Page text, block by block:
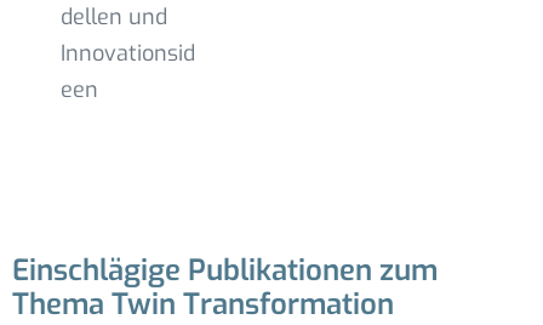
dellen und
Innovationsid
een
Einschlägige Publikationen zum
Thema Twin Transformation